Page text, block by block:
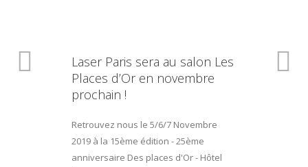
Laser Paris sera au salon Les
Places d’Or en novembre
prochain !
Retrouvez nous le 5/6/7 Novembre
2019 à la 15ème édition - 25ème
anniversaire Des places d'Or - Hôtel